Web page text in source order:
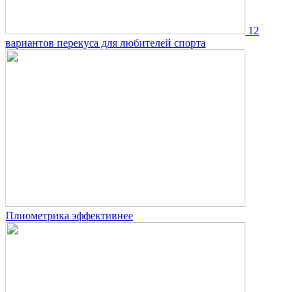
12
вариантов перекуса для любителей спорта
Плиометрика эффективнее